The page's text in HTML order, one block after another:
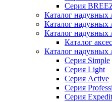
Серия
Каталог надувных
Каталог надувных
Каталог надувных
Каталог
Каталог надувных
Серия Simple
Серия Light
Серия Active
Серия
Серия